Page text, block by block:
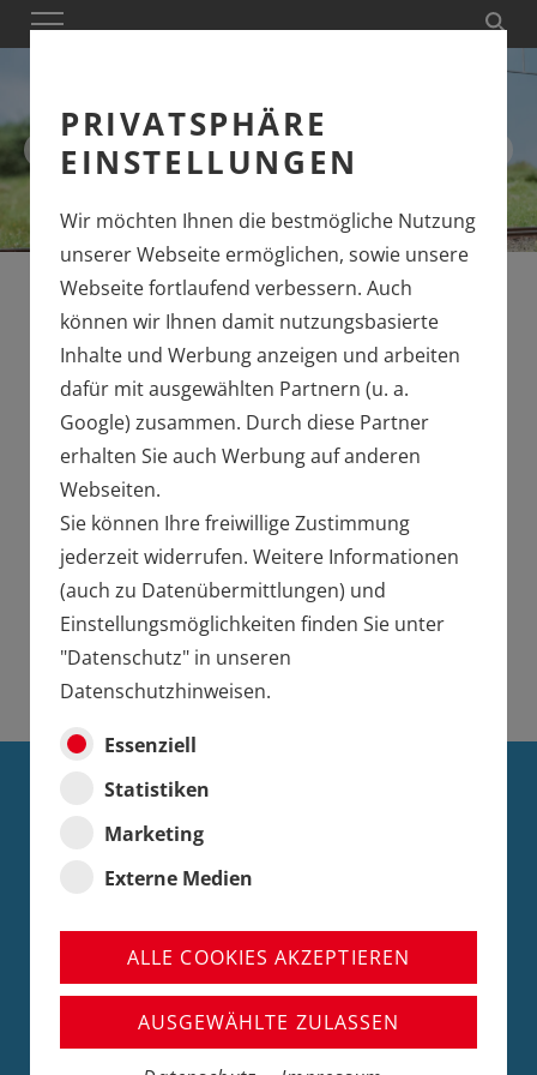
PRIVATSPHÄRE
EINSTELLUNGEN
Wir möchten Ihnen die bestmögliche Nutzung
unserer Webseite ermöglichen, sowie unsere
Webseite fortlaufend verbessern. Auch
können wir Ihnen damit nutzungsbasierte
Inhalte und Werbung anzeigen und arbeiten
dafür mit ausgewählten Partnern (u. a.
Google) zusammen. Durch diese Partner
erhalten Sie auch Werbung auf anderen
Webseiten.
Sie können Ihre freiwillige Zustimmung
jederzeit widerrufen. Weitere Informationen
(auch zu Datenübermittlungen) und
Einstellungsmöglichkeiten finden Sie unter
"Datenschutz" in unseren
Datenschutzhinweisen.
Essenziell
Statistiken
Marketing
Externe Medien
ALLE COOKIES AKZEPTIEREN
AUSGEWÄHLTE ZULASSEN
Märklin Art. 37088
ÜBERGABE MIT DER
BAUREIHE 86
DIE BAUREIHE 86 ALS EXKLUSIVES
DIE MÄRKLIN
SOMMERNEUHEITEN
DIE HIGHLIGHTS
Entdecken Sie in der folgenden Übersicht die